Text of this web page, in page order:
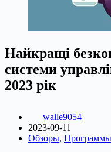
Найкращі
системи
2023 рік
walle9054
2023-09-11
Обзоры, Программы